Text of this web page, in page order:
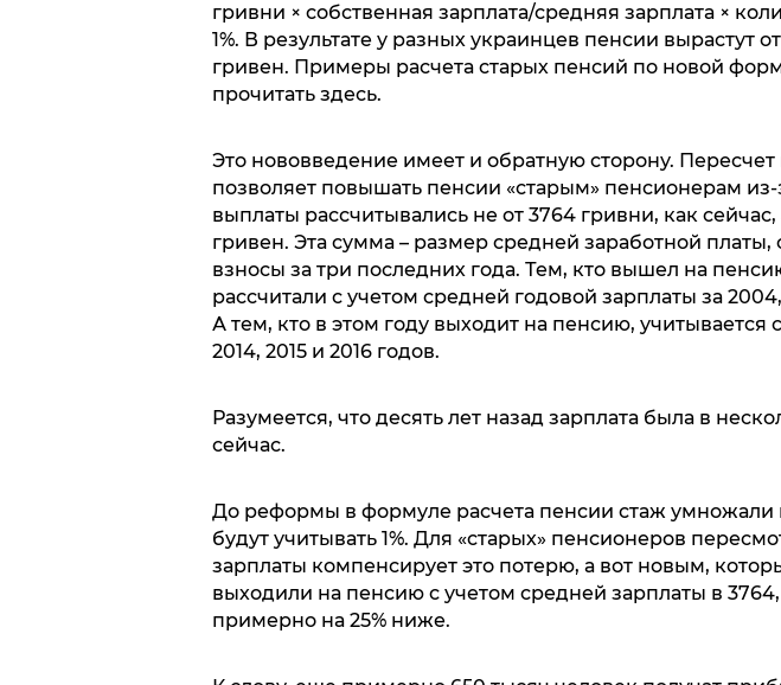
гривни × собственная зарплата/средняя зарплата ×
1%. В результате у разных украинцев пенсии вырастут
гривен. Примеры расчета старых пенсий по новой
прочитать здесь.
Это нововведение имеет и обратную сторону.
позволяет повышать пенсии «старым» пенсионерам из-
выплаты рассчитывались не от 3764 гривни, как сейчас,
гривен. Эта сумма – размер средней заработной платы,
взносы за три последних года. Тем, кто вышел на
рассчитали с учетом средней годовой зарплаты за
А тем, кто в этом году выходит на пенсию, учитывается
2014, 2015 и 2016 годов.
Разумеется, что десять лет назад зарплата была в
сейчас.
До реформы в формуле расчета пенсии стаж умножали
будут учитывать 1%. Для «старых» пенсионеров
зарплаты компенсирует это потерю, а вот новым,
выходили на пенсию с учетом средней зарплаты в
примерно на 25% ниже.